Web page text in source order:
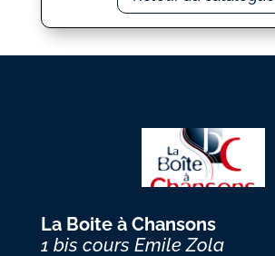
La Boite à Chansons
1 bis cours Emile Zola